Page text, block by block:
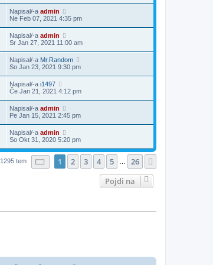
Napisal/-a admin
Ne Feb 07, 2021 4:35 pm
Napisal/-a admin
Sr Jan 27, 2021 11:00 am
Napisal/-a Mr.Random
So Jan 23, 2021 9:30 pm
Napisal/-a i1497
Če Jan 21, 2021 4:12 pm
Napisal/-a admin
Pe Jan 15, 2021 2:45 pm
Napisal/-a admin
So Okt 31, 2020 5:20 pm
1295 tem Stran 1od26
1 2 3 4 5 … 26
Pojdi na